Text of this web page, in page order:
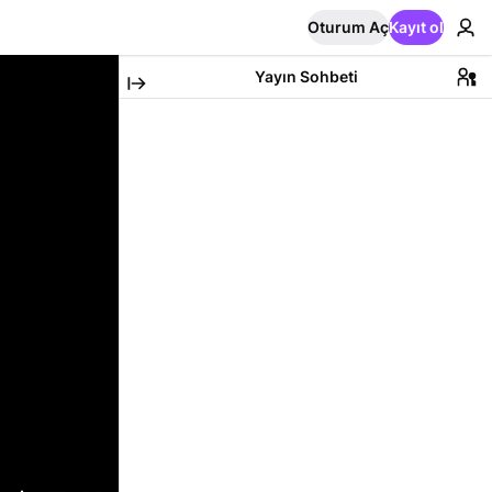
Oturum AçKayıt ol
Yayın Sohbeti